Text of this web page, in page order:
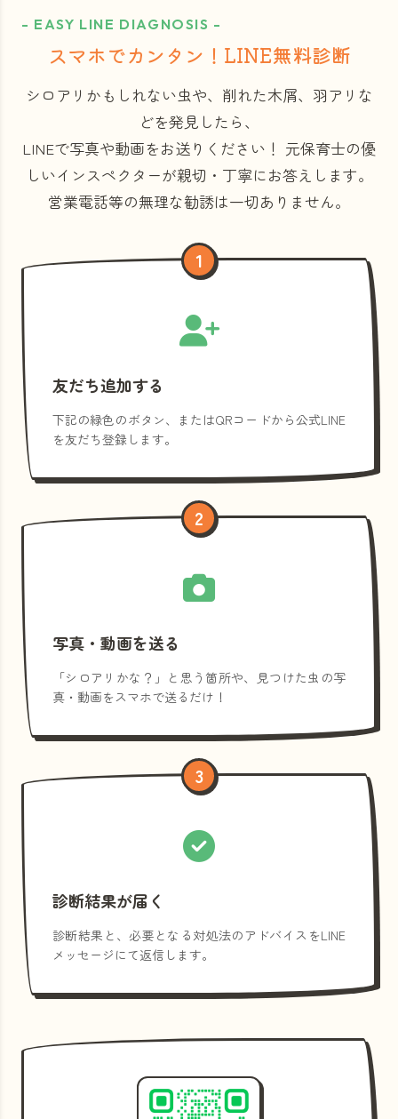
- EASY LINE DIAGNOSIS -
スマホでカンタン！LINE無料診断
シロアリかもしれない虫や、削れた木屑、羽アリな
どを発見したら、
LINEで写真や動画をお送りください！ 元保育士の優
しいインスペクターが親切・丁寧にお答えします。
営業電話等の無理な勧誘は一切ありません。
1
友だち追加する
下記の緑色のボタン、またはQRコードから公式LINE
を友だち登録します。
2
写真・動画を送る
「シロアリかな？」と思う箇所や、見つけた虫の写
真・動画をスマホで送るだけ！
3
診断結果が届く
診断結果と、必要となる対処法のアドバイスをLINE
メッセージにて返信します。